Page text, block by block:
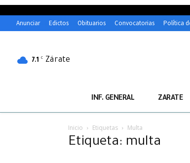
Anunciar Edictos Obituarios Convocatorias Política
7.1 C Zárate
INF. GENERAL ZARATE
Inicio Etiquetas Multa
Etiqueta: multa